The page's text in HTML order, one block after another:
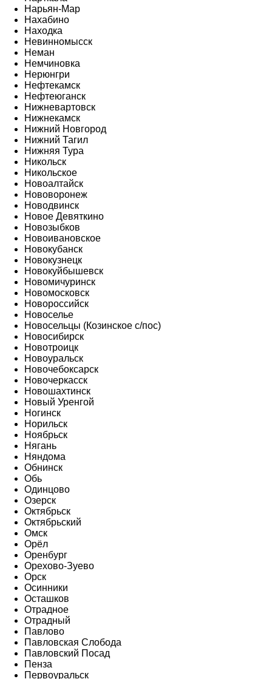
Нарьян-Мар
Нахабино
Находка
Невинномысск
Неман
Немчиновка
Нерюнгри
Нефтекамск
Нефтеюганск
Нижневартовск
Нижнекамск
Нижний Новгород
Нижний Тагил
Нижняя Тура
Никольск
Никольское
Новоалтайск
Нововоронеж
Новодвинск
Новое Девяткино
Новозыбков
Новоивановское
Новокубанск
Новокузнецк
Новокуйбышевск
Новомичуринск
Новомосковск
Новороссийск
Новоселье
Новосельцы (Козинское с/пос)
Новосибирск
Новотроицк
Новоуральск
Новочебоксарск
Новочеркасск
Новошахтинск
Новый Уренгой
Ногинск
Норильск
Ноябрьск
Нягань
Няндома
Обнинск
Обь
Одинцово
Озерск
Октябрьск
Октябрьский
Омск
Орёл
Оренбург
Орехово-Зуево
Орск
Осинники
Осташков
Отрадное
Отрадный
Павлово
Павловская Слобода
Павловский Посад
Пенза
Первоуральск